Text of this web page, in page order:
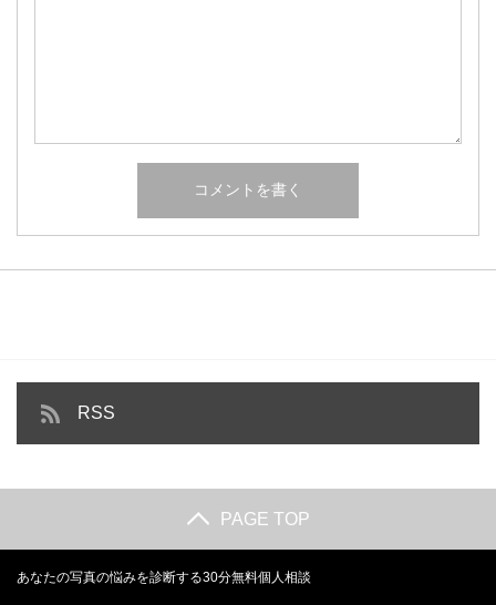
RSS
PAGE TOP
あなたの写真の悩みを診断する30分無料個人相談